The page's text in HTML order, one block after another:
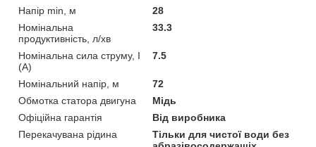
Напір min, м
28
Номінальна
продуктивність, л/хв
33.3
Номінальна сила струму, I
(А)
7.5
Номінальний напір, м
72
Обмотка статора двигуна
Мідь
Офіційна гарантія
Від виробника
Перекачувана рідина
Тільки для чистої води без